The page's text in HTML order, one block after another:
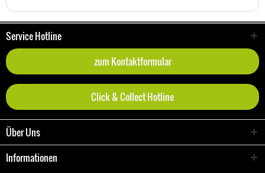
Service Hotline
zum Kontaktformular
Click & Collect Hotline
Über Uns
Informationen